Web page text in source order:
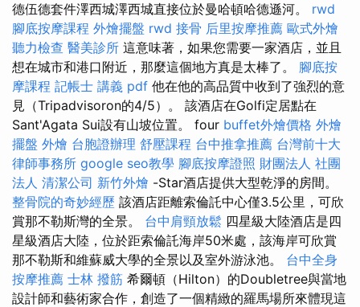
德伍德套件澤西城澤西城直接位於曼哈頓哈德遜河。 rwd
腳底按摩課程 外燴擺盤 rwd 接骨 后里按摩推薦 歐式外燴
聽力檢查 醫美診所 這意味著，如果您需要一家酒店，並且
想在城市和港口附近，那麼這個地方真是太棒了。 腳底按
摩課程 記帳士 講義 pdf 他在他的高品質中收到了強烈的意
見（Tripadvisoron的4/5）。 該酒店在Golfi定居點在
Sant'Agata Sui設有山坡位置。 four buffet外燴價格 外燴
擺盤 外燴 台胞證辦理 舒壓課程 台中推拿推薦 台灣前十大
律師事務所 google seo教學 腳底按摩證照 財團法人 社團
法人 清潔公司 新竹外燴 -Star酒店提供大型乾淨的房間。
整骨院的奇妙經歷 該酒店距離索倫託中心僅3.5公里，可欣
賞那不勒斯灣的全景。 台中肩頸放鬆 四星級大陸酒店是四
星級酒店大陸，位於距索倫託海岸50米處，該海岸可欣賞
那不勒斯和維蘇威大學的全景以及室外游泳池。 台中全身
按摩推薦 士林 撥筋 希爾頓（Hilton）的Doubletree與當地
設計師和藝術家合作，創造了一個精緻的羅馬場所來體現這